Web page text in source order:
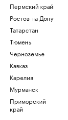
Пермский край
Ростов-на-Дону
Татарстан
Тюмень
Черноземье
Кавказ
Карелия
Мурманск
Приморский
край